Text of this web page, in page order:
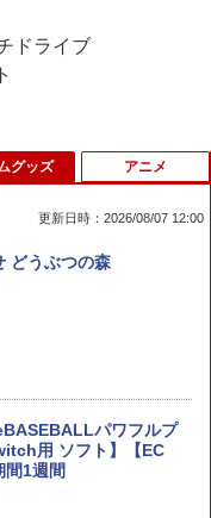
ドライブ
クエストモンスターズ
入封入特典】冒険ス
ゼルダの伝説 ブレス
Switch 2 Ed
ザ ワイルド]
コントローラ
ゴム 交換 導電性 L1
防止 地震対策 傷付き
グッズ
更新日時：2026/08/07 12:00
どうぶつの森
パワフルプ
用 ソフト】【EC
間1週間
アニメ